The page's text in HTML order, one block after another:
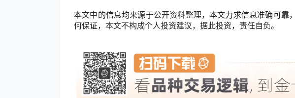
本文中的信息均来源于公开资料整理，本文力求信息准确可靠
何保证，本文不构成个人投资建议，据此投资，责任自负。